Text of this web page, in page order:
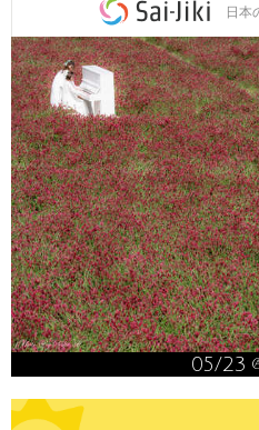
日本
05/23